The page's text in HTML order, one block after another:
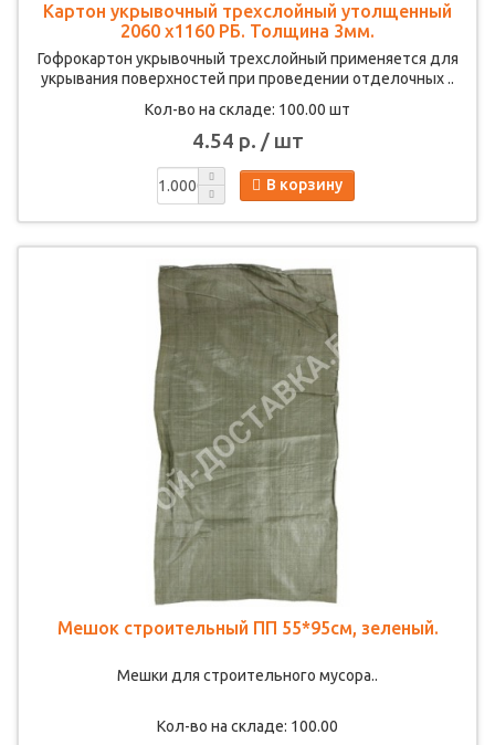
Картон укрывочный трехслойный утолщенный
2060 х1160 РБ. Толщина 3мм.
Гофрокартон укрывочный трехслойный применяется для
укрывания поверхностей при проведении отделочных ..
Кол-во на складе: 100.00 шт
4.54 р. / шт
В корзину
Мешок строительный ПП 55*95см, зеленый.
Мешки для строительного мусора..
Кол-во на складе: 100.00